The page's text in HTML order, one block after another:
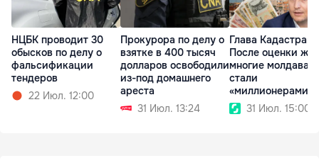
НЦБК проводит 30
обысков по делу о
фальсификации
тендеров
22 Июл. 12:00
Прокурора по делу о
взятке в 400 тысяч
долларов освободили
из-под домашнего
ареста
31 Июл. 13:24
Глава Кадастра:
После оценки
многие
стали
«миллионерами»
бумаге31 Июл. 15:00